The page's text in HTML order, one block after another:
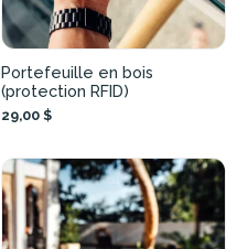
Portefeuille en bois
(protection RFID)
29,00 $